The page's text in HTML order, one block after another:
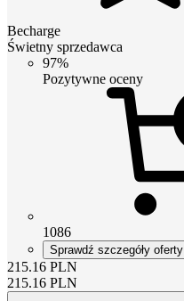
Becharge
Świetny sprzedawca
97%
Pozytywne oceny
1086
Sprawdź szczegóły oferty
215.16 PLN
215.16 PLN